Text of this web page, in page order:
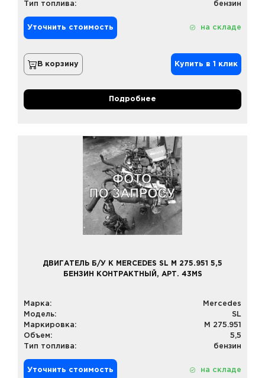
Тип топлива:
бензин
Уточнить стоимость на складе
В корзину Купить в 1 клик
Подробнее
ДВИГАТЕЛЬ Б/У К MERCEDES SL M 275.951 5,5
БЕНЗИН КОНТРАКТНЫЙ, АРТ. 43MS
Марка:
Mercedes
Модель:
SL
Маркировка:
M 275.951
Объем:
5,5
Тип топлива:
бензин
Уточнить стоимость на складе